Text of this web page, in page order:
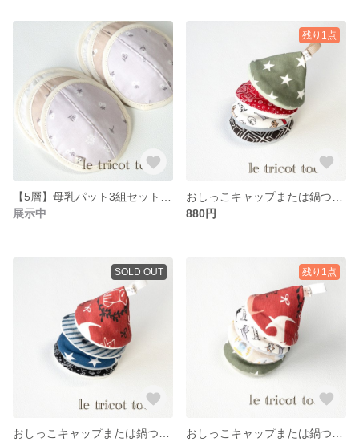
展示中
残り1点
880円
SOLD OUT 残り1点